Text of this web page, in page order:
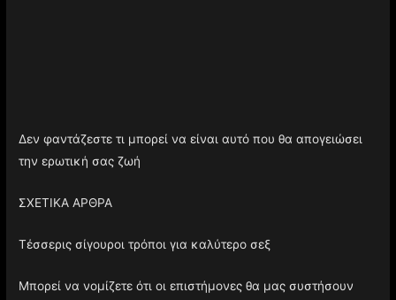
Δεν φαντάζεστε τι μπορεί να είναι αυτό που θα απογειώσει
την ερωτική σας ζωή
ΣΧΕΤΙΚΑ ΑΡΘΡΑ
Τέσσερις σίγουροι τρόποι για καλύτερο σεξ
Μπορεί να νομίζετε ότι οι επιστήμονες θα μας συστήσουν